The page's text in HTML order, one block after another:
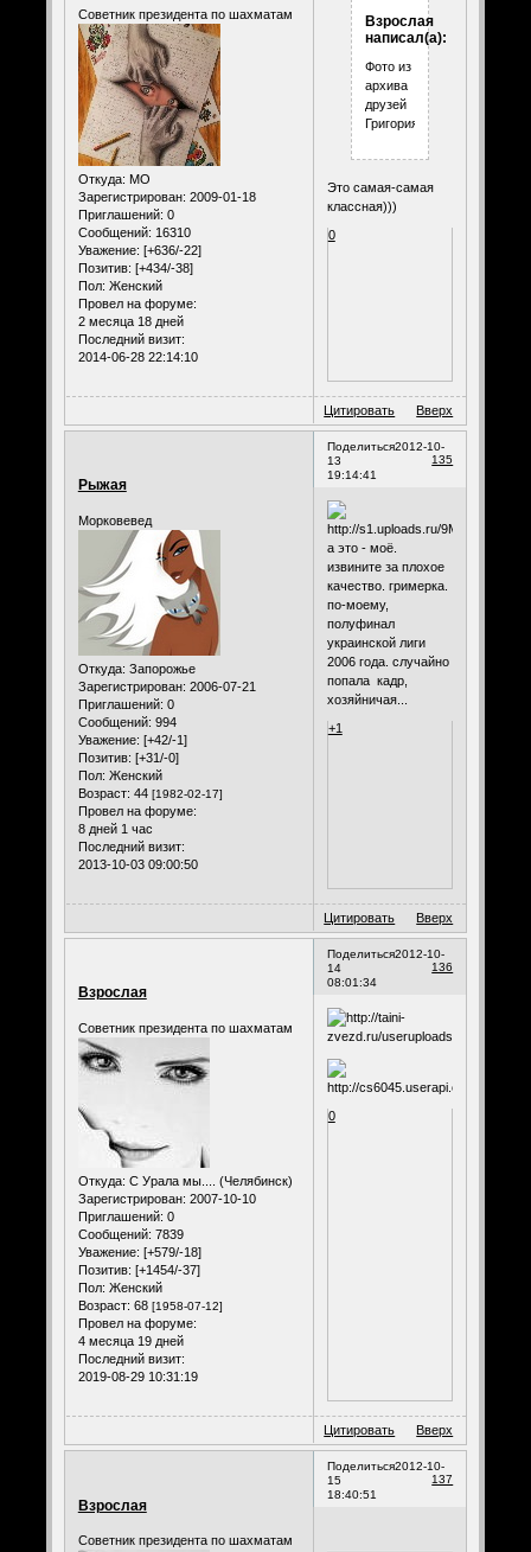
Советник президента по шахматам
Откуда: МО
Зарегистрирован: 2009-01-18
Приглашений: 0
Сообщений: 16310
Уважение: [+636/-22]
Позитив: [+434/-38]
Пол: Женский
Провел на форуме:
2 месяца 18 дней
Последний визит:
2014-06-28 22:14:10
Взрослая
написал(а):
Фото из
архива
друзей
Григория.
Это самая-самая
классная)))
0
Цитировать Вверх
Поделиться
135
2012-10-
13
19:14:41
Рыжая
Морковевед
Откуда: Запорожье
Зарегистрирован: 2006-07-21
Приглашений: 0
Сообщений: 994
Уважение: [+42/-1]
Позитив: [+31/-0]
Пол: Женский
Возраст: 44 [1982-02-17]
Провел на форуме:
8 дней 1 час
Последний визит:
2013-10-03 09:00:50
а это - моё.
извините за плохое
качество. гримерка.
по-моему,
полуфинал
украинской лиги
2006 года. случайно
попала кадр,
хозяйничая...
+1
Цитировать Вверх
Поделиться
136
2012-10-
14
08:01:34
Взрослая
Советник президента по шахматам
Откуда: С Урала мы.... (Челябинск)
Зарегистрирован: 2007-10-10
Приглашений: 0
Сообщений: 7839
Уважение: [+579/-18]
Позитив: [+1454/-37]
Пол: Женский
Возраст: 68 [1958-07-12]
Провел на форуме:
4 месяца 19 дней
Последний визит:
2019-08-29 10:31:19
0
Цитировать Вверх
Поделиться
137
2012-10-
15
18:40:51
Взрослая
Советник президента по шахматам